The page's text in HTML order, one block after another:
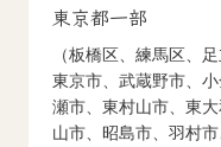
東京都一部
（板橋区、練馬区、
東京市、武蔵野市、
瀬市、東村山市、東
山市、昭島市、羽村